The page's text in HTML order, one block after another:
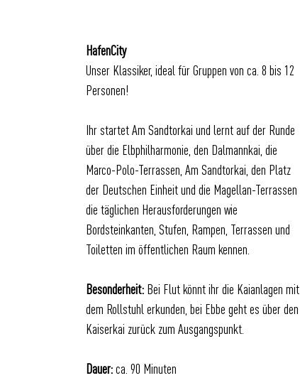
HafenCity
Unser Klassiker, ideal für Gruppen von ca. 8 bis 12
Personen!
Ihr startet Am Sandtorkai und lernt auf der Runde
über die Elbphilharmonie, den Dalmannkai, die
Marco-Polo-Terrassen, Am Sandtorkai, den Platz
der Deutschen Einheit und die Magellan-Terrassen
die täglichen Herausforderungen wie
Bordsteinkanten, Stufen, Rampen, Terrassen und
Toiletten im öffentlichen Raum kennen.
Besonderheit: Bei Flut könnt ihr die Kaianlagen mit
dem Rollstuhl erkunden, bei Ebbe geht es über den
Kaiserkai zurück zum Ausgangspunkt.
Dauer: ca. 90 Minuten